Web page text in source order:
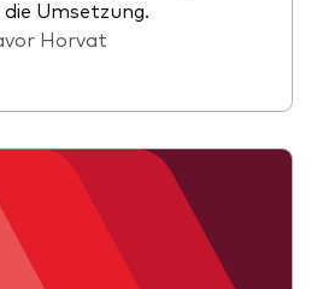
Umsetzung.
Horvat